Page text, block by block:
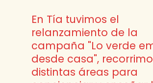
En Tía tuvimos el
relanzamiento de la
campaña "Lo verde
desde casa",
distintas áreas para